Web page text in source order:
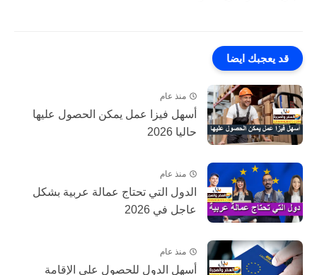
قد يعجبك ايضا
منذ عام
أسهل فيزا عمل يمكن الحصول عليها
حاليا 2026
منذ عام
الدول التي تحتاج عمالة عربية بشكل
عاجل في 2026
منذ عام
أسهل الدول للحصول على الإقامة